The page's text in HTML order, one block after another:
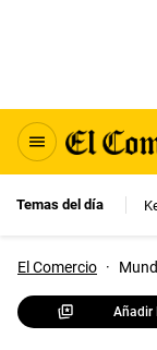
Temas del día
El Comercio ·
Añadir